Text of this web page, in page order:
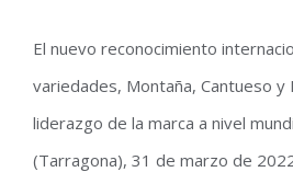
El nuevo reconocimiento
variedades, Montaña, Cantueso y
liderazgo de la marca a nivel
(Tarragona), 31 de marzo de